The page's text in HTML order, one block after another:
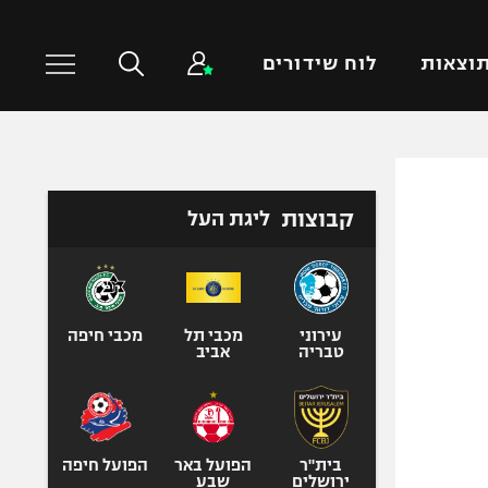
תוצאות לוח שידורים
טניס
כדורעף
ספורט אולימפי
קבוצות ליגת העל
עירוני
טבריה
מכבי תל
אביב
מכבי חיפה
בית"ר
ירושלים
הפועל באר
שבע
הפועל חיפה